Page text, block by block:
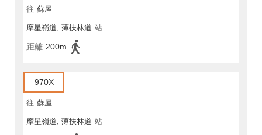
往 蘇屋
摩星嶺道, 薄扶林道 站
距離 200m
970X
往 蘇屋
摩星嶺道, 薄扶林道 站